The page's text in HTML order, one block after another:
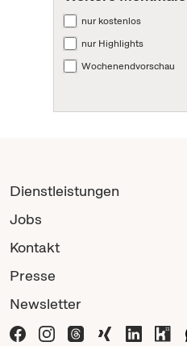
nur kostenlos
nur Highlights
Wochenendvorschau
Dienstleistungen
Jobs
Kontakt
Presse
Newsletter